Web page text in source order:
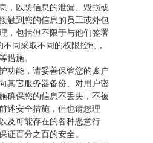
，以防信息的泄漏、毁损或
触到您的信息的员工或外包
，包括但不限于与他们签署
同采取不同的权限控制，
措施。
功能，请妥善保管您的账户
其它服务器备份、对用户密
确保您的信息不丢失，不被
述安全措施，但也请您理
及可能存在的各种恶意行
证百分之百的安全。